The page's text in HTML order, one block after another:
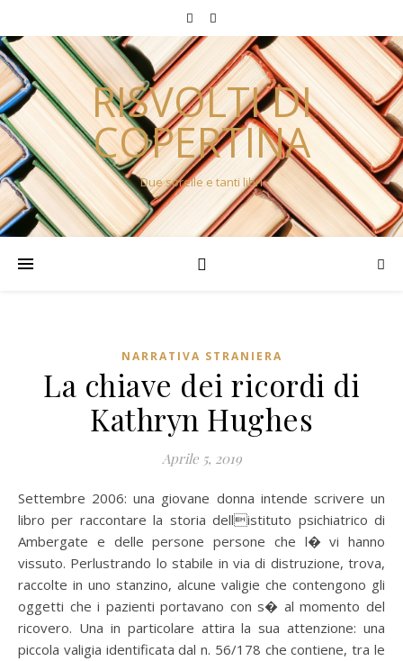
RISVOLTI DI
COPERTINA
Due sorelle e tanti libri
NARRATIVA STRANIERA
La chiave dei ricordi di
Kathryn Hughes
Aprile 5, 2019
Settembre 2006: una giovane donna intende scrivere un
libro per raccontare la storia dellistituto psichiatrico di
Ambergate e delle persone persone che l� vi hanno
vissuto. Perlustrando lo stabile in via di distruzione, trova,
raccolte in uno stanzino, alcune valigie che contengono gli
oggetti che i pazienti portavano con s� al momento del
ricovero. Una in particolare attira la sua attenzione: una
piccola valigia identificata dal n. 56/178 che contiene, tra le